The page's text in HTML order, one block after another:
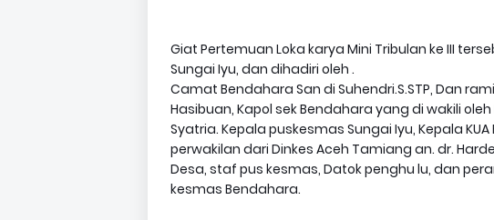
Giat Pertemuan Loka karya Mini Tribulan ke III
Sungai Iyu, dan dihadiri oleh .
Camat Bendahara San di Suhendri.S.STP, Dan
Hasibuan, Kapol sek Bendahara yang di wakili
Syatria. Kepala puskesmas Sungai Iyu, Kepala
perwakilan dari Dinkes Aceh Tamiang an. dr.
Desa, staf pus kesmas, Datok penghu lu, dan
kesmas Bendahara.